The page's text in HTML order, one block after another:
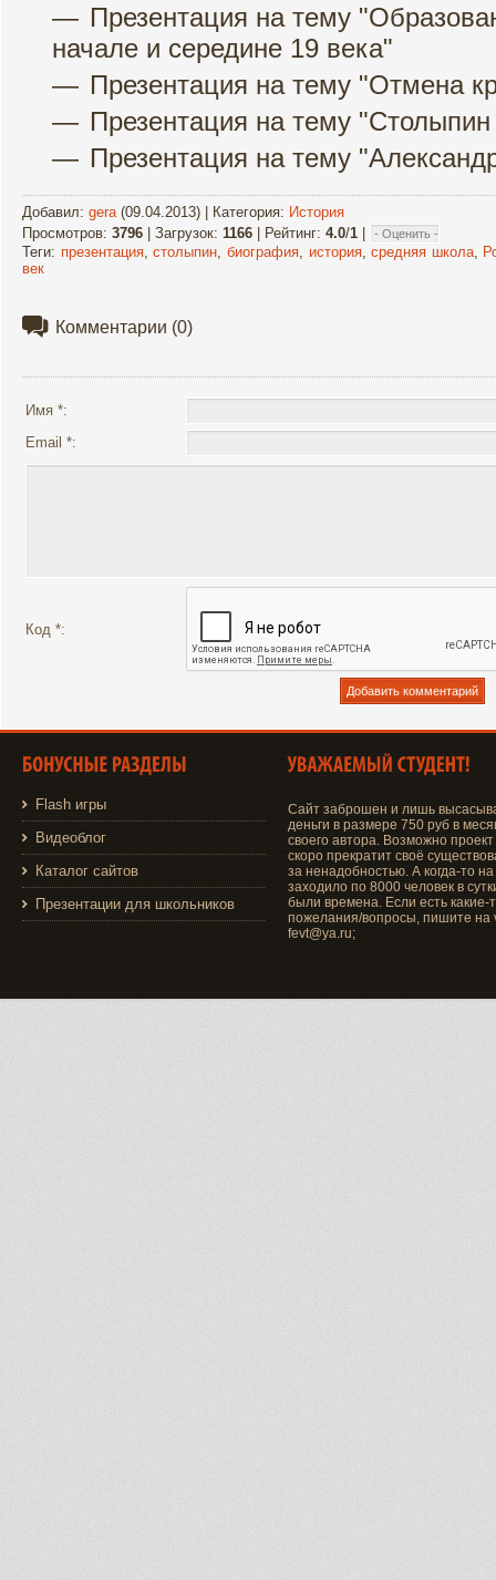
Презентация на тему
начале и середине 19 века"
Презентация на тему "Отмена
Презентация на тему
Презентация на тему
Добавил: gera (09.04.2013) | Категория: История
Просмотров: 3796 | Загрузок: 1166 | Рейтинг: 4.0/1 |
Теги: презентация,столыпин биография, история,средняя школа,
век
Комментарии (0)
Имя *:
Email *:
Код *:
Flash игры
Видеоблог
Каталог сайтов
Презентации для школьников
Сайт заброшен и лишь
деньги в размере 750 руб в
своего автора. Возможно проект
скоро прекратит своё
за ненадобностью. А когда-то на
заходило по 8000 человек в
были времена. Если есть какие-
пожелания/вопросы, пишите на
fevt@ya.ru;